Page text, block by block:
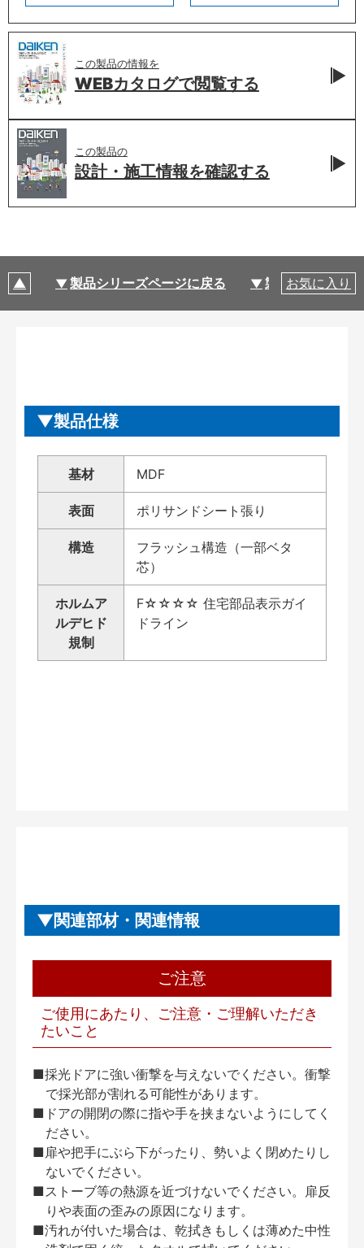
この製品の情報を
WEBカタログで閲覧する
この製品の
設計・施工情報を確認する
製品シリーズページに戻る 製品仕様
お気に入り
製品仕様
基材 MDF
表面 ポリサンドシート張り
構造
フラッシュ構造（一部ベタ
芯）
ホルムア
ルデヒド
規制
F☆☆☆☆ 住宅部品表示ガイ
ドライン
関連部材・関連情報
ご注意
ご使用にあたり、ご注意・ご理解いただき
たいこと
■採光ドアに強い衝撃を与えないでください。衝撃
で採光部が割れる可能性があります。
■ドアの開閉の際に指や手を挟まないようにしてく
ださい。
■扉や把手にぶら下がったり、勢いよく閉めたりし
ないでください。
■ストーブ等の熱源を近づけないでください。扉反
りや表面の歪みの原因になります。
■汚れが付いた場合は、乾拭きもしくは薄めた中性